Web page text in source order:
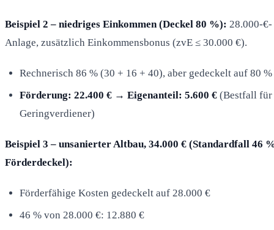
Beispiel 2 – niedriges Einkommen (Deckel 80 %): 28.000-€-
Anlage, zusätzlich Einkommensbonus (zvE ≤ 30.000 €).
Rechnerisch 86 % (30 + 16 + 40), aber gedeckelt auf 80 %
Förderung: 22.400 € → Eigenanteil: 5.600 € (Bestfall für
Geringverdiener)
Beispiel 3 – unsanierter Altbau, 34.000 € (Standardfall 46
Förderdeckel):
Förderfähige Kosten gedeckelt auf 28.000 €
46 % von 28.000 €: 12.880 €